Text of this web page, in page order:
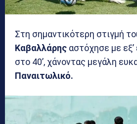
Στη σημαντικότερη στιγμή
Καβαλλάρης αστόχησε με
στο 40’, χάνοντας μεγάλη
Παναιτωλικό.